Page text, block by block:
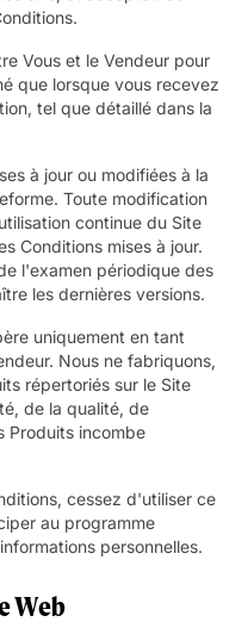
Vous et le Vendeur pour
que lorsque vous recevez
tel que détaillé dans la
à jour ou modifiées à la
Toute modification
continue du Site
Conditions mises à jour.
l'examen périodique des
les dernières versions.
uniquement en tant
Nous ne fabriquons,
répertoriés sur le Site
de la qualité, de
Produits incombe
cessez d'utiliser ce
au programme
personnelles.
Web